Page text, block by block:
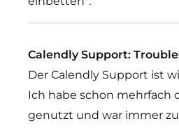
Calendly Support:
Der Calendly Support ist
Ich habe schon mehrfach
genutzt und war immer